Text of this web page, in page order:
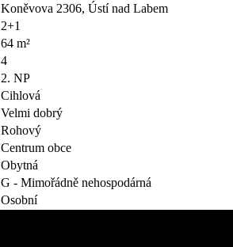
Koněvova 2306, Ústí nad Labem
2+1
64 m²
4
2. NP
Cihlová
Velmi dobrý
Rohový
Centrum obce
Obytná
G - Mimořádně nehospodárná
Osobní